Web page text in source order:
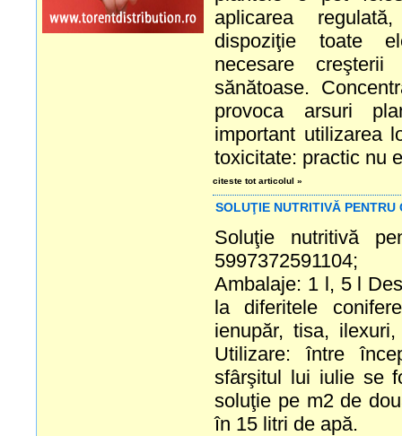
aplicarea
dispoziţie toate
necesare
sănătoase.
provoca arsuri
important utilizarea
toxicitate: practic nu
citeste tot articolul »
SOLUŢIE NUTRITIVĂ
Soluţie nutritivă
5997372591104;
Ambalaje: 1 l, 5 l
la diferitele
ienupăr, tisa,
Utilizare: între
sfârşitul lui iulie se
soluţie pe m2 de
în 15 litri de apă.